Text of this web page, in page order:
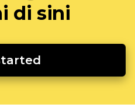
di sini